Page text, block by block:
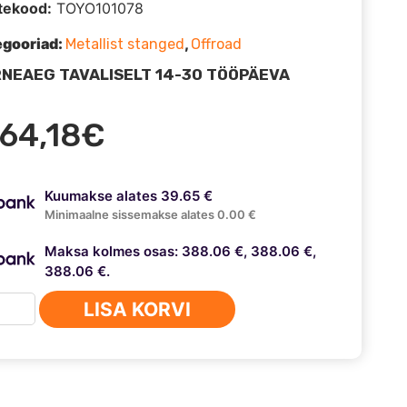
€
Kuumakse alates 39.65 €
Minimaalne sissemakse alates 0.00 €
Maksa kolmes osas: 388.06 €, 388.06 €,
388.06 €.
LISA KORVI
TOYO101078
Metallist stanged , Offroad
TAVALISELT 14-30 TÖÖPÄEVA